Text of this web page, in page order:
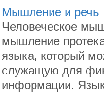
Мышление и речь
Человеческое
мышление
языка, который
служащую для
информации.